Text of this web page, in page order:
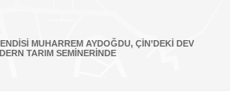
MUHARREM AYDOĞDU, ÇIN’DEKI DEV
TARIM SEMINERINDE